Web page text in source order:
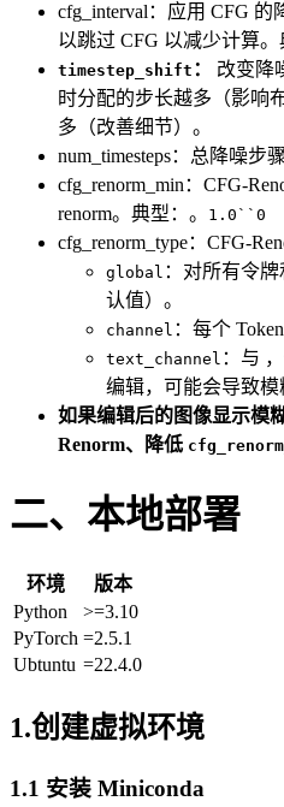
cfg_interval：应用 CFG
以跳过 CFG 以减少计算。
timestep_shift ：
改变降
时分配的步长越多（影响
多（改善细节）。
num_timesteps：总降噪步
cfg_renorm_min：CFG-
renorm。典型：。
1.0``0
cfg_renorm_type：CFG-
global ：对所有令
认值）。
channel ：每个
text_channel ：与
编辑，可能会导致模
如果编辑后的图像显示模
Renorm、降低
二、本地部署
环境
版本
Python
>=3.10
PyTorch =2.5.1
Ubtuntu =22.4.0
1.创建虚拟环境
1.1 安装 Miniconda